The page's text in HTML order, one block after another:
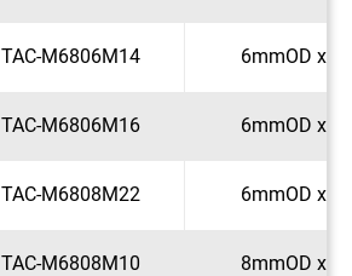
TAC-M6806M14 6mmOD x
TAC-M6806M16 6mmOD x
TAC-M6808M22 6mmOD x
TAC-M6808M10 8mmOD x